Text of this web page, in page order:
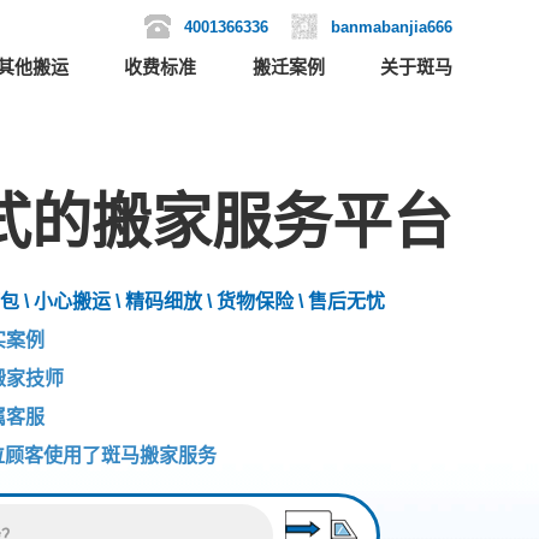
4001366336 banmabanjia666
他搬运 收费标准 搬迁案例 关于斑马
的搬家服务平台
\ 小心搬运 \ 精码细放 \ 货物保险 \ 售后无忧
案例
家技师
客服
顾客使用了斑马搬家服务